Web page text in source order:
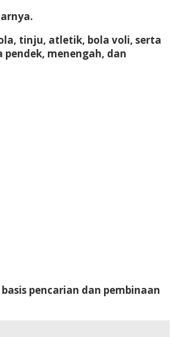
tinju, atletik, bola voli, serta
menengah, dan
pencarian dan pembinaan